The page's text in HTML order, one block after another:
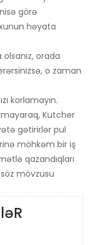
görə
həyata
olsanız, orada
o zaman
korlamayın.
Kutcher
gətirirlər pul
möhkəm bir iş
qazandıqları
mövzusu